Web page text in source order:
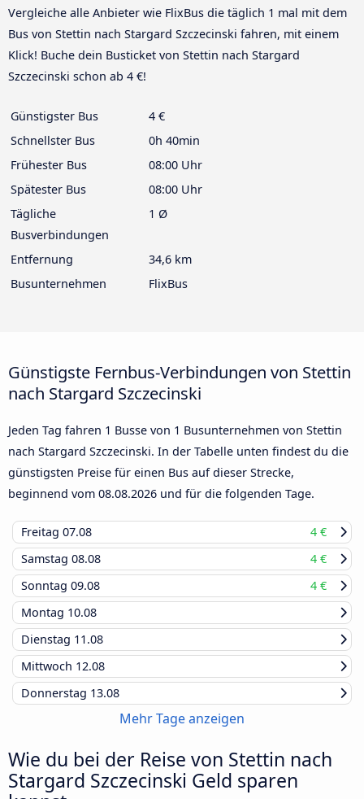
Vergleiche alle Anbieter wie FlixBus die täglich 1 mal mit dem
Bus von Stettin nach Stargard Szczecinski fahren, mit einem
Klick! Buche dein Busticket von Stettin nach Stargard
Szczecinski schon ab 4 €!
Günstigster Bus
4 €
Schnellster Bus
0h 40min
Frühester Bus
08:00 Uhr
Spätester Bus
08:00 Uhr
Tägliche
Busverbindungen
1 Ø
Entfernung
34,6 km
Busunternehmen
FlixBus
Günstigste Fernbus-Verbindungen von Stettin
nach Stargard Szczecinski
Jeden Tag fahren 1 Busse von 1 Busunternehmen von Stettin
nach Stargard Szczecinski. In der Tabelle unten findest du die
günstigsten Preise für einen Bus auf dieser Strecke,
beginnend vom 08.08.2026 und für die folgenden Tage.
Freitag 07.08
4 €
Samstag 08.08
4 €
Sonntag 09.08
4 €
Montag 10.08
Dienstag 11.08
Mittwoch 12.08
Donnerstag 13.08
Mehr Tage anzeigen
Wie du bei der Reise von Stettin nach
Stargard Szczecinski Geld sparen